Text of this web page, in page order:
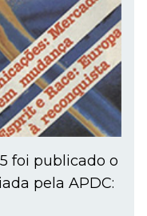
foi publicado o
pela APDC: